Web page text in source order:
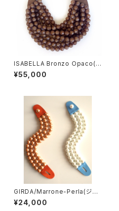
ISABELLA Bronzo Opaco(イ
ザベラ ブロンズマット）
¥55,000
GIRDA/Marrone-Perla(ジル
ダ・ブレスレット）2種類
¥24,000